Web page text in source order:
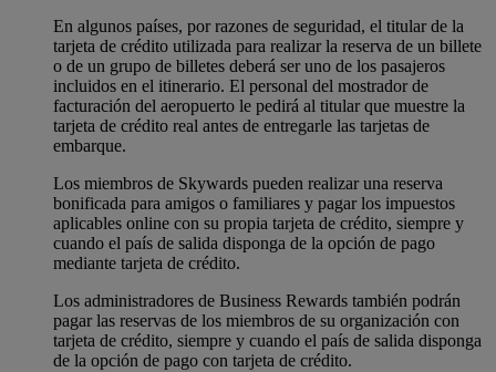
En algunos países, por razones de seguridad, el titular de la
tarjeta de crédito utilizada para realizar la reserva de un billete
o de un grupo de billetes deberá ser uno de los pasajeros
incluidos en el itinerario. El personal del mostrador de
facturación del aeropuerto le pedirá al titular que muestre la
tarjeta de crédito real antes de entregarle las tarjetas de
embarque.
Los miembros de Skywards pueden realizar una reserva
bonificada para amigos o familiares y pagar los impuestos
aplicables online con su propia tarjeta de crédito, siempre y
cuando el país de salida disponga de la opción de pago
mediante tarjeta de crédito.
Los administradores de Business Rewards también podrán
pagar las reservas de los miembros de su organización con
tarjeta de crédito, siempre y cuando el país de salida disponga
de la opción de pago con tarjeta de crédito.